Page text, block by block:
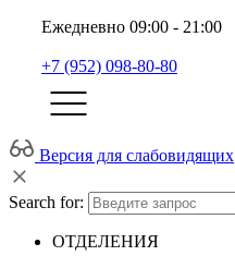
Ежедневно 09:00 - 21:00
+7 (952) 098-80-80
Версия для слабовидящих
Search for:
ОТДЕЛЕНИЯ